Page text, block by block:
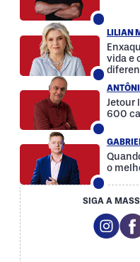
LILIAN
vida e
Jetour
600
o
SIGA A